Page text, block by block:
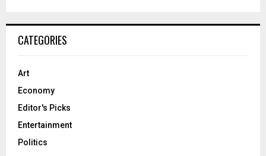
CATEGORIES
Art
Economy
Editor's Picks
Entertainment
Politics